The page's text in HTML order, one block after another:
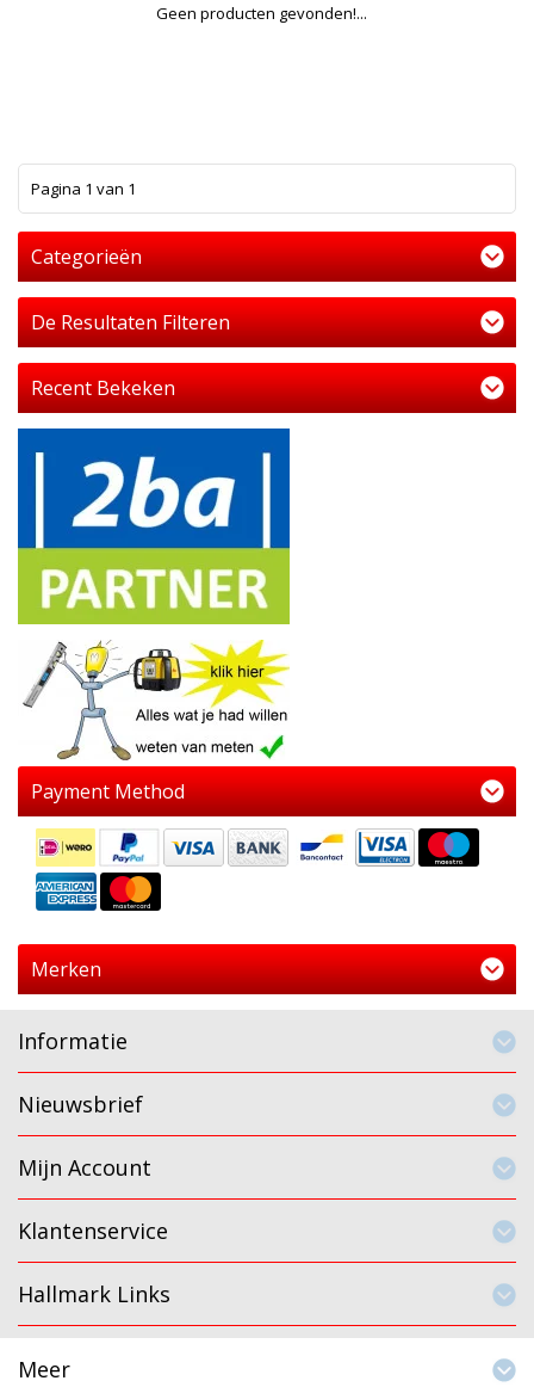
Geen producten gevonden!...
Pagina 1 van 1
Categorieën
De Resultaten Filteren
Recent Bekeken
Payment Method
Merken
Informatie
Nieuwsbrief
Mijn Account
Klantenservice
Hallmark Links
Meer